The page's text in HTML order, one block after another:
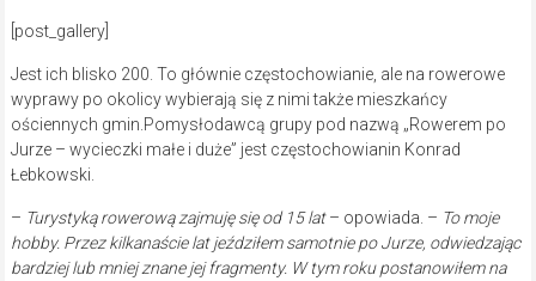
[post_gallery]
Jest ich blisko 200. To głównie częstochowianie, ale na rowerowe
wyprawy po okolicy wybierają się z nimi także mieszkańcy
ościennych gmin.Pomysłodawcą grupy pod nazwą „Rowerem po
Jurze – wycieczki małe i duże” jest częstochowianin Konrad
Łebkowski.
– Turystyką rowerową zajmuję się od 15 lat– opowiada. – To moje
hobby. Przez kilkanaście lat jeździłem samotnie po Jurze, odwiedzając
bardziej lub mniej znane jej fragmenty. W tym roku postanowiłem na